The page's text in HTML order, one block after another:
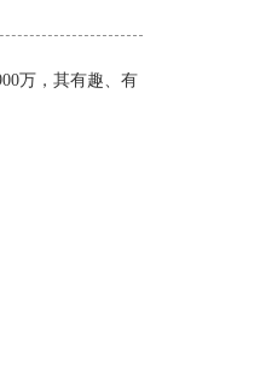
万，其有趣、有